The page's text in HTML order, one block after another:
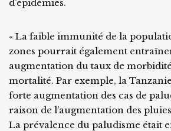
d’épidémies.
« La faible immunité de la
zones pourrait également
augmentation du taux de
mortalité. Par exemple, la
forte augmentation des cas de
raison de l’augmentation des
La prévalence du paludisme était